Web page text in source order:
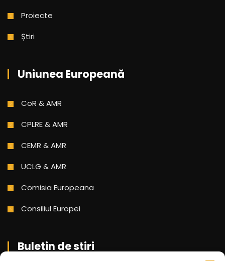
Proiecte
Știri
Uniunea Europeană
CoR & AMR
CPLRE & AMR
CEMR & AMR
UCLG & AMR
Comisia Europeana
Consiliul Europei
Buletin de stiri